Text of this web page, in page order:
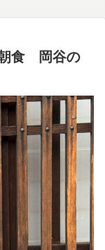
朝食 岡谷の